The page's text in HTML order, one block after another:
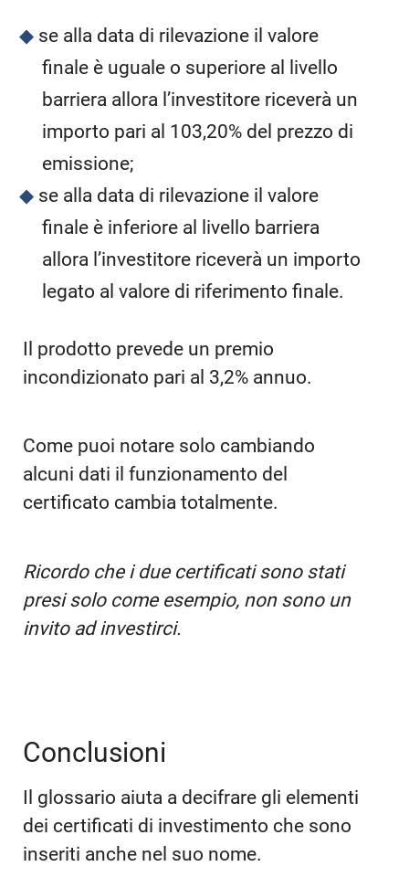
se alla data di rilevazione il valore
finale è uguale o superiore al livello
barriera allora l’investitore riceverà un
importo pari al 103,20% del prezzo di
emissione;
se alla data di rilevazione il valore
finale è inferiore al livello barriera
allora l’investitore riceverà un importo
legato al valore di riferimento finale.
Il prodotto prevede un premio
incondizionato pari al 3,2% annuo.
Come puoi notare solo cambiando
alcuni dati il funzionamento del
certificato cambia totalmente.
Ricordo che i due certificati sono stati
presi solo come esempio, non sono un
invito ad investirci.
Conclusioni
Il glossario aiuta a decifrare gli elementi
dei certificati di investimento che sono
inseriti anche nel suo nome.